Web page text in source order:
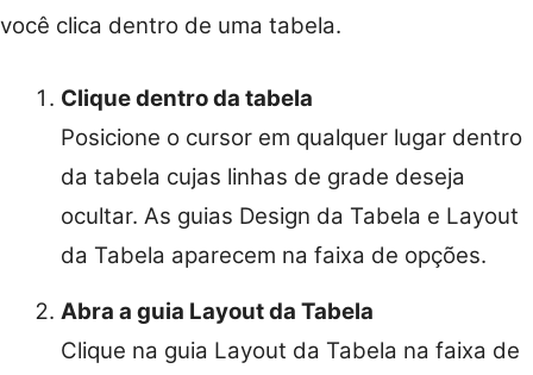
você clica dentro de uma tabela.
Clique dentro da tabela
Posicione o cursor em qualquer lugar dentro
da tabela cujas linhas de grade deseja
ocultar. As guias Design da Tabela e Layout
da Tabela aparecem na faixa de opções.
Abra a guia Layout da Tabela
Clique na guia Layout da Tabela na faixa de